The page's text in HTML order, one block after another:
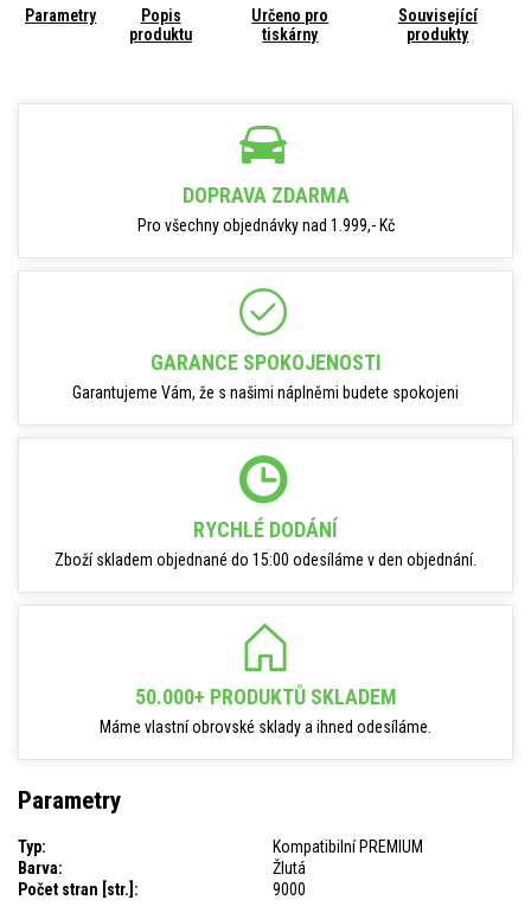
Parametry
Popis
produktu
Určeno pro
tiskárny
Související
produkty
DOPRAVA ZDARMA
Pro všechny objednávky nad 1.999,- Kč
GARANCE SPOKOJENOSTI
Garantujeme Vám, že s našimi náplněmi budete spokojeni
RYCHLÉ DODÁNÍ
Zboží skladem objednané do 15:00 odesíláme v den objednání.
50.000+ PRODUKTŮ SKLADEM
Máme vlastní obrovské sklady a ihned odesíláme.
Parametry
Typ:
Kompatibilní PREMIUM
Barva:
Žlutá
Počet stran [str.]:
9000